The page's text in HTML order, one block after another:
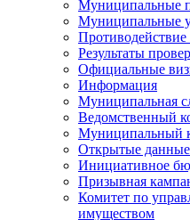
Муниципальные
Муниципальные
Результаты
Официальные
Информация
Муниципальная
Ведомственный
Муниципальный
Открытые данные
Инициативное
Призывная
Комитет по
имуществом